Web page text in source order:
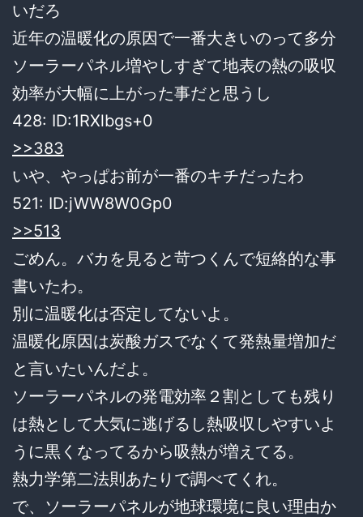
いだろ
近年の温暖化の原因で一番大きいのって多分
ソーラーパネル増やしすぎて地表の熱の吸収
効率が大幅に上がった事だと思うし
428: ID:1RXlbgs+0
>>383
いや、やっぱお前が一番のキチだったわ
521: ID:jWW8W0Gp0
>>513
ごめん。バカを見ると苛つくんで短絡的な事
書いたわ。
別に温暖化は否定してないよ。
温暖化原因は炭酸ガスでなくて発熱量増加だ
と言いたいんだよ。
ソーラーパネルの発電効率２割としても残り
は熱として大気に逃げるし熱吸収しやすいよ
うに黒くなってるから吸熱が増えてる。
熱力学第二法則あたりで調べてくれ。
で、ソーラーパネルが地球環境に良い理由か